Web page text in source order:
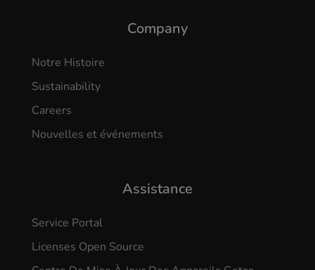
Company
Notre Histoire
Sustainability
Careers
Nouvelles et événements
Assistance
Service Portal
Licenses Open Source